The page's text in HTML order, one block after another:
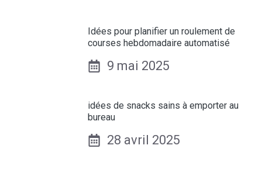
Idées pour planifier un roulement de
courses hebdomadaire automatisé
9 mai 2025
idées de snacks sains à emporter au
bureau
28 avril 2025